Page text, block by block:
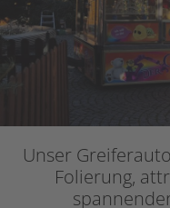
Unser
Folierung,